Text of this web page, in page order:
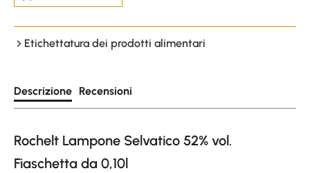
Etichettatura dei prodotti alimentari
Descrizione Recensioni
Rochelt Lampone Selvatico 52% vol.
Fiaschetta da 0,10l